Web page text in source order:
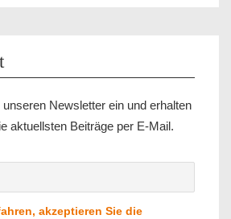
Newsletter ein und erhalten
aktuellsten Beiträge per E-Mail.
akzeptieren Sie die